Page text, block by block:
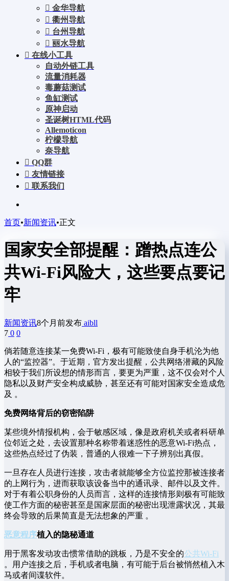
金华导航
衢州导航
台州导航
丽水导航
在线小工具
自动外链工具
流量消耗器
毒蘑菇测试
鱼缸测试
原神启动
圣诞树HTML代码
Allemoticon
柠檬导航
奈导航
QQ群
友情链接
联系我们
首页•新闻资讯•正文
国家安全部提醒：蹭热点连公
共Wi-Fi风险大，这些要点要记
牢
新闻资讯8个月前发布 aibll
7 0 0
倘若随意连接某一免费Wi-Fi，极有可能致使自身手机沦为他
人的“监控器”。于近期，官方发出提醒，公共网络潜藏的风险
相较于我们所设想的情形而言，要更为严重，这不仅会对个人
隐私以及财产安全构成威胁，甚至还有可能对国家安全造成危
及 。
免费网络背后的窃密陷阱
某些境外情报机构，会于敏感区域，像是政府机关或者科研单
位邻近之处，去设置那种名称带着迷惑性的恶意Wi-Fi热点，
这些热点经过了伪装，普通的人很难一下子辨别出真假。
一旦存在人员进行连接，攻击者就能够全方位监控那被连接者
的上网行为，进而获取该设备当中的通讯录、邮件以及文件。
对于有着公职身份的人员而言，这样的连接情形则极有可能致
使工作方面的秘密甚至是国家层面的秘密出现泄露状况，其最
终会导致的后果简直是无法想象的严重 。
恶意程序植入的隐秘通道
用于黑客发动攻击惯常借助的跳板，乃是不安全的公共Wi-Fi
。用户连接之后，手机或者电脑，有可能于后台被悄然植入木
马或者间谍软件。